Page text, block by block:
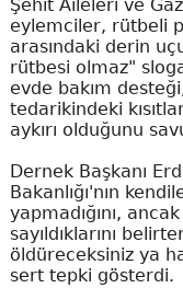
Şehit Aileleri ve
eylemciler, rütbeli
arasındaki derin
rütbesi olmaz"
evde bakım
tedarikindeki
aykırı olduğunu
Dernek Başkanı
Bakanlığı'nın
yapmadığını,
sayıldıklarını
öldüreceksiniz ya
sert tepki gösterdi.